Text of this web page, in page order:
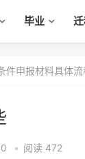
毕业
件申报材料具体
• 阅读 472